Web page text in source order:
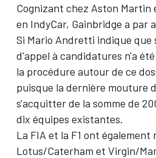
Cognizant chez Aston Martin
en IndyCar, Gainbridge a par
Si Mario Andretti indique que
d'appel à candidatures n'a
la procédure autour de ce
puisque la dernière mouture
s'acquitter de la somme de
dix équipes existantes.
La FIA et la F1 ont également
Lotus/Caterham et Virgin/